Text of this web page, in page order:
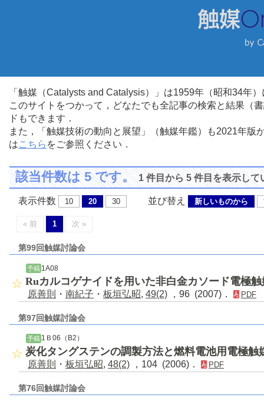
「触媒（Catalysts and Catalysis）」は1959年（昭和34年
このサイトをつかって，どなたでも全記事の検索と結果（
ドもできます．
また，「触媒技術の動向と展望」（触媒年鑑）も2021年
はこちら をご参照ください．
該当件数は 5 です。1 件目から 5 件目を表示して
表示件数 10 20 30 並び替え 新しいものから
« 前 1 次 »
第99回触媒討論会
予稿 1A08
Ruカルコゲナイドを用いた非白金カソード電極
原善則 ・ 南紀子 ・ 板垣弘昭, 49(2) ，96 (2007)． PDF
第97回触媒討論会
予稿 1Ｂ06（B2）
炭化タングステンの調製方法と燃料電池用電極触
原善則 ・ 板垣弘昭, 48(2) ，104 (2006)． PDF
第76回触媒討論会